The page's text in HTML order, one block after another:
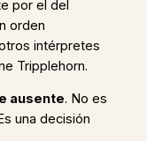
por el del
orden
intérpretes
Tripplehorn.
ausente. No es
una decisión